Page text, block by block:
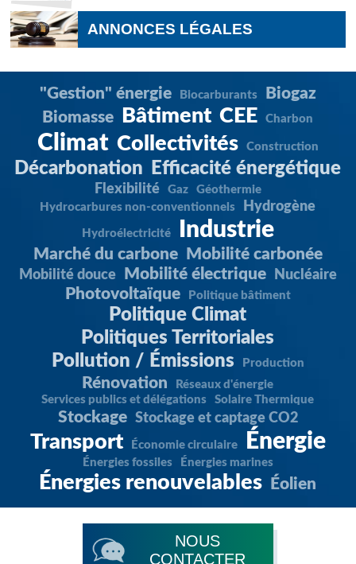
ANNONCES LÉGALES
"Gestion" énergie Biocarburants
Biogaz
Biomasse
Bâtiment CEE Charbon
Climat Collectivités Construction
Décarbonation Efficacité énergétique
Flexibilité Gaz
Géothermie
Hydrocarbures non-conventionnels
Hydrogène
Hydroélectricité Industrie
Marché du carbone Mobilité carbonée
Mobilité douce Mobilité électrique Nucléaire
Photovoltaïque Politique bâtiment
Politique Climat
Politiques Territoriales
Pollution / Émissions
Production
Rénovation
Réseaux d'énergie
Services publics et délégations
Solaire Thermique
Stockage Stockage et captage CO2
Transport Économie circulaire Énergie
Énergies fossiles Énergies marines
Énergies renouvelables Éolien
NOUS
CONTACTER